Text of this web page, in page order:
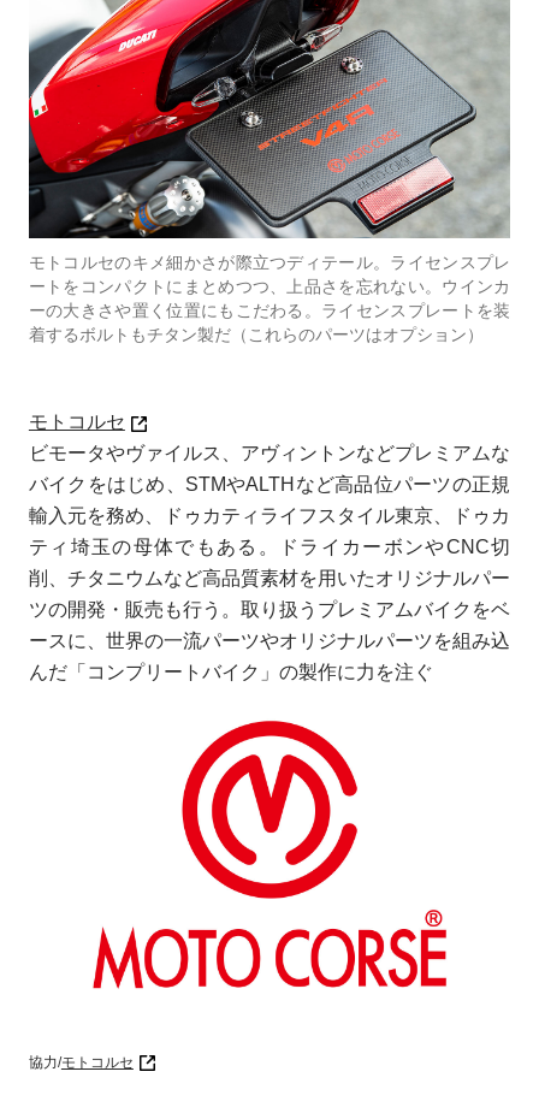
モトコルセのキメ細かさが際立つディテール。ライセンスプレ
ートをコンパクトにまとめつつ、上品さを忘れない。ウインカ
ーの大きさや置く位置にもこだわる。ライセンスプレートを装
着するボルトもチタン製だ（これらのパーツはオプション）
モトコルセ
ビモータやヴァイルス、アヴィントンなどプレミアムな
バイクをはじめ、STMやALTHなど高品位パーツの正規
輸入元を務め、ドゥカティライフスタイル東京、ドゥカ
ティ埼玉の母体でもある。ドライカーボンやCNC切
削、チタニウムなど高品質素材を用いたオリジナルパー
ツの開発・販売も行う。取り扱うプレミアムバイクをベ
ースに、世界の一流パーツやオリジナルパーツを組み込
んだ「コンプリートバイク」の製作に力を注ぐ
協力/モトコルセ